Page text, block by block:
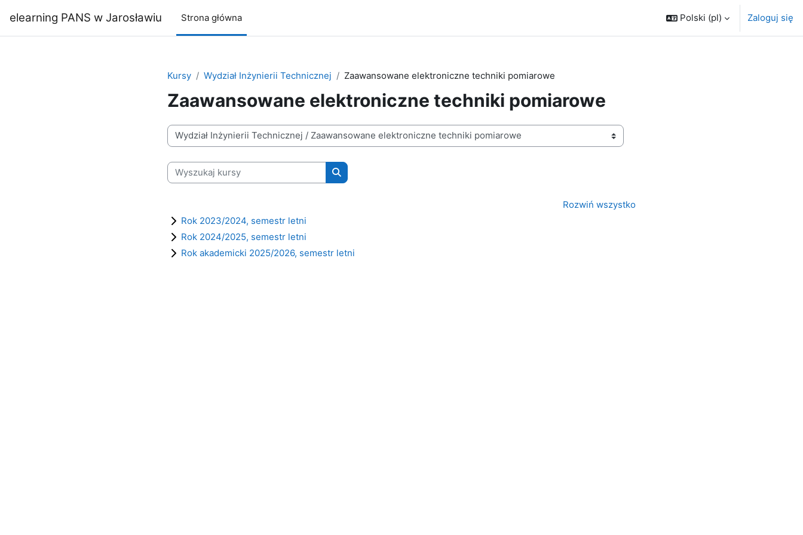
elearning PANS w Jarosławiu Strona główna Polski ‎(pl)‎ Zaloguj się
Kursy Wydział Inżynierii Technicznej Zaawansowane elektroniczne techniki pomiarowe
Zaawansowane elektroniczne techniki pomiarowe
Kategorie kursów
Wyszukaj kursy
Wyszukaj kursy
Rozwiń wszystko
Rok 2023/2024, semestr letni
Rok 2024/2025, semestr letni
Rok akademicki 2025/2026, semestr letni